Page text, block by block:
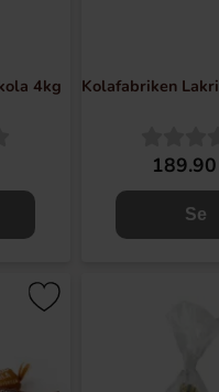
4kg Kolafabriken
Se